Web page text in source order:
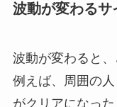
波動が変わるサ
波動が変わると、
例えば、周囲の
がクリアになっ